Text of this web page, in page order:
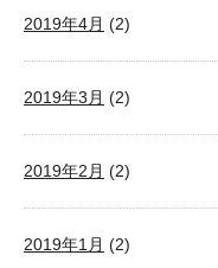
2019年4月 (2)
2019年3月 (2)
2019年2月 (2)
2019年1月 (2)